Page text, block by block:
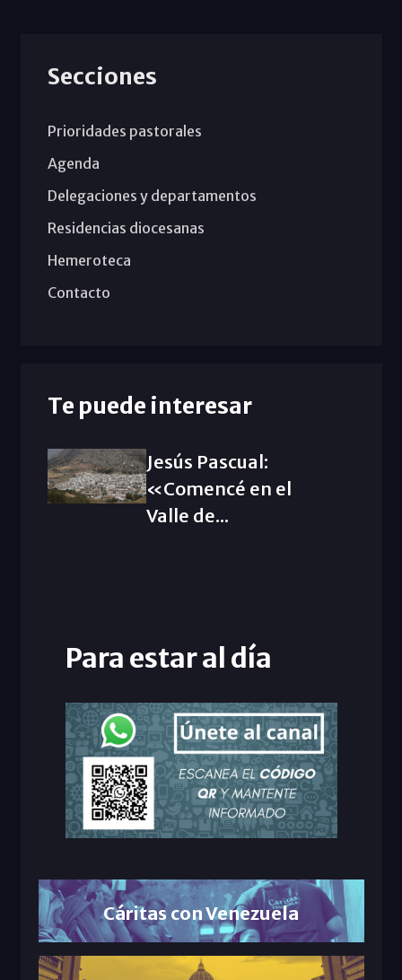
Secciones
Prioridades pastorales
Agenda
Delegaciones y departamentos
Residencias diocesanas
Hemeroteca
Contacto
Te puede interesar
Jesús Pascual:
«Comencé en el
Valle de...
Para estar al día
Cáritas con Venezuela